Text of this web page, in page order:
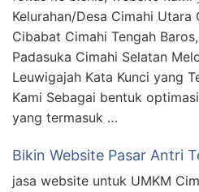
Kelurahan/Desa Cimahi Utara
Cibabat Cimahi Tengah
Padasuka Cimahi Selatan
Leuwigajah Kata Kunci yang
Kami Sebagai bentuk
yang termasuk …
Bikin Website Pasar Antri
jasa website untuk UMKM